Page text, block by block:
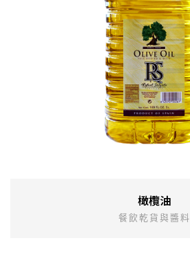
橄欖油
餐飲乾貨與醬料